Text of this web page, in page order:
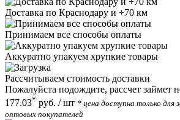
Доставка по Краснодару и +70 км
Принимаем все способы оплаты
Аккуратно упакуем хрупкие товары
Рассчитываем стоимость доставки
Пожалуйста подождите, рассчет займет
177.03* руб. / шт * цена доступна только для
оптовых покупателей